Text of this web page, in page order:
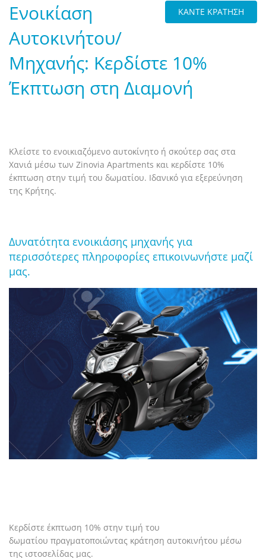
ΚΑΝΤΕ ΚΡΑΤΗΣΗ
Ενοικίαση
Αυτοκινήτου/
Μηχανής: Κερδίστε 10%
Έκπτωση στη Διαμονή
Κλείστε το ενοικιαζόμενο αυτοκίνητο ή σκούτερ σας στα
Χανιά μέσω των Zinovia Apartments και κερδίστε 10%
έκπτωση στην τιμή του δωματίου. Ιδανικό για εξερεύνηση
της Κρήτης.
Δυνατότητα ενοικιάσης μηχανής για
περισσότερες πληροφορίες επικοινωνήστε μαζί
μας.
Κερδίστε έκπτωση 10% στην τιμή του
δωματίου πραγματοποιώντας κράτηση αυτοκινήτου μέσω
της ιστοσελίδας μας.